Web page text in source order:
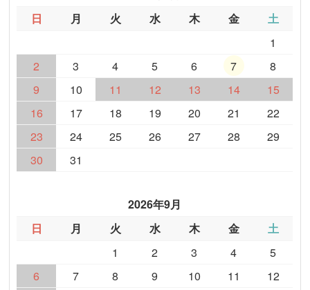
日
月 火 水 木 金
土
1
2
3 4 5 6 7
8
9
10 11 12 13 14
15
16
17 18 19 20 21
22
23
24 25 26 27 28
29
30
31
2026年9月
日
月 火 水 木 金
土
1
2 3 4
5
6
7 8 9 10 11
12